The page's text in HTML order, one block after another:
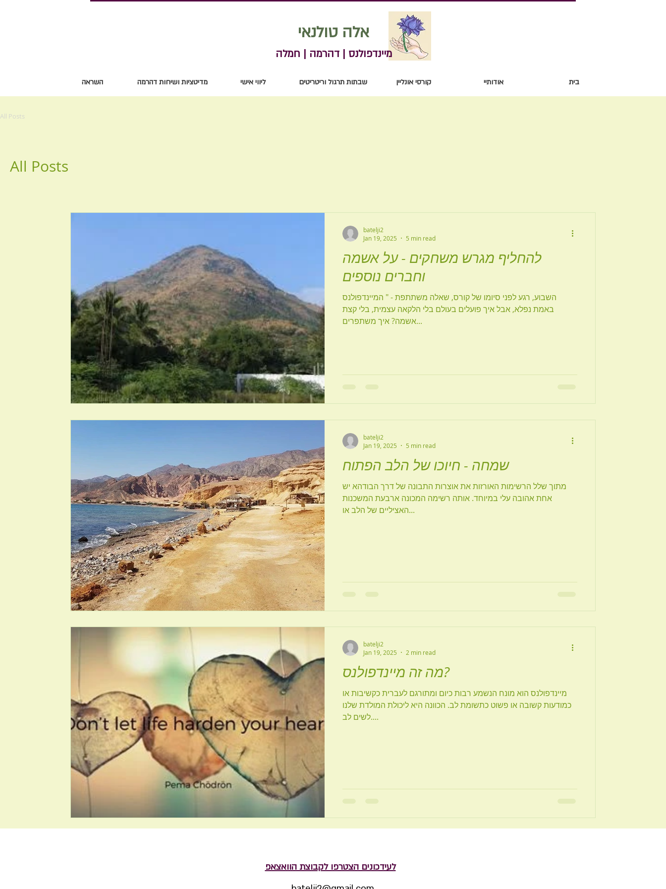
אלה טולנאי
מיינדפולנס | דהרמה | חמלה
בית אודותיי קורסי אונליין שבתות תרגול וריטריטים ליווי אישי מדיטציות ושיחות דהרמה השראה
All Posts
All Posts
להחליף מגרש משחקים - על אשמה
וחברים נוספים
השבוע, רגע לפני סיומו של קורס, שאלה משתתפת - " המיינדפולנס
באמת נפלא, אבל איך פועלים בעולם בלי הלקאה עצמית, בלי קצת
אשמה? איך משתפרים...
batelji2
Jan 19, 2025
5 min read
שמחה - חיוכו של הלב הפתוח
מתוך שלל הרשימות האורזות את אוצרות התבונה של דרך הבודהא יש
אחת אהובה עלי במיוחד. אותה רשימה המכונה ארבעת המשכנות
האציליים של הלב או...
batelji2
Jan 19, 2025
5 min read
מה זה מיינדפולנס?
מיינדפולנס הוא מונח הנשמע רבות כיום ומתורגם לעברית כקשיבות או
כמודעות קשובה או פשוט כתשומת לב. הכוונה היא ליכולת המולדת שלנו
לשים לב....
batelji2
Jan 19, 2025
2 min read
לעידכונים הצטרפו לקבוצת הוואצאפ